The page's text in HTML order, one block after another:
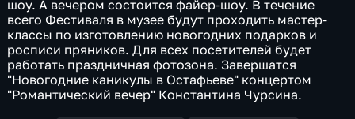
шоу. А вечером состоится файер-шоу. В течение
всего Фестиваля в музее будут проходить мастер-
классы по изготовлению новогодних подарков и
росписи пряников. Для всех посетителей будет
работать праздничная фотозона. Завершатся
"Новогодние каникулы в Остафьеве" концертом
"Романтический вечер" Константина Чурсина.